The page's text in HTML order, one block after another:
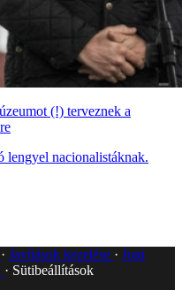
(!) terveznek a
lengyel nacionalistáknak.
Javítások kezelése
Jogi
Sütibeállítások